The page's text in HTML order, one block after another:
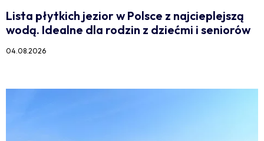
Lista płytkich jezior w Polsce z najcieplejszą
wodą. Idealne dla rodzin z dziećmi i seniorów
04.08.2026